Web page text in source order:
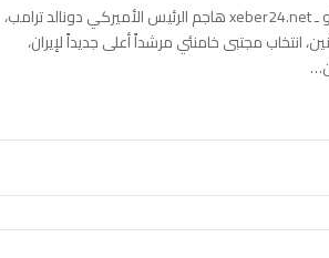
آفرين علو ـ xeber24.net هاجم الرئيس الأميركي دونالد ترامب،
انتخاب مجتبى خامنئي مرشداً أعلى جديداً لإيران،